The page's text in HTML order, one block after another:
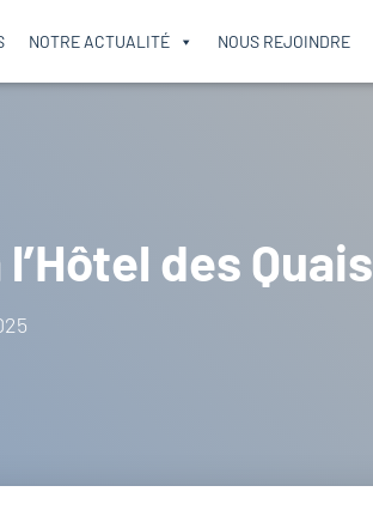
NOTRE ACTUALITÉ NOUS REJOINDRE
des Quais